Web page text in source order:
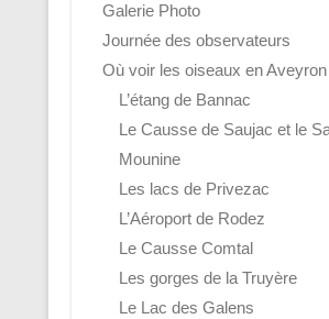
Galerie Photo
Journée des observateurs
Où voir les oiseaux en
L’étang de Bannac
Le Causse de Saujac et le
Mounine
Les lacs de Privezac
L’Aéroport de Rodez
Le Causse Comtal
Les gorges de la Truyère
Le Lac des Galens